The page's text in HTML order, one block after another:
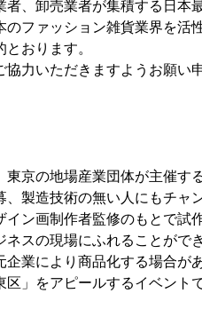
者、卸売業者が集積する日本
ファッション雑貨業界を活
おります。
力いただきますようお願い
京の地場産業団体が主催す
製造技術の無い人にもチャ
ン画制作者監修のもとで試
の現場にふれることができ
業により商品化する場合が
」をアピールするイベントで